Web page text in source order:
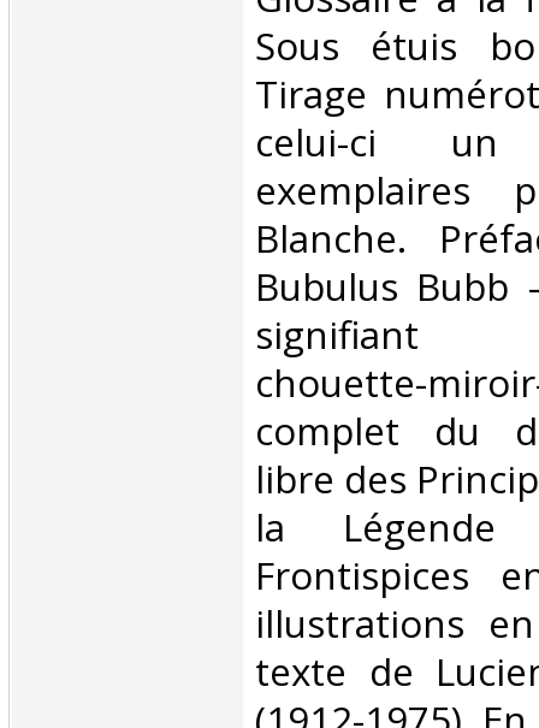
Sous étuis
Tirage
celui-ci
exemplaires
Blanche.
Bubulus Bubb
signifiant
chouette-
complet du
libre des
la Légende
Frontispices
illustrations
texte de